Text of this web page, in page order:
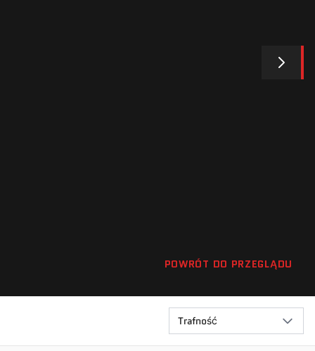
POWRÓT DO PRZEGLĄDU
Trafność